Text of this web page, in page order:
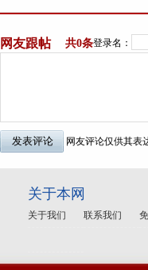
网友跟帖 共0条登录名：
网友评论仅供其表
关于本网
关于我们 联系我们